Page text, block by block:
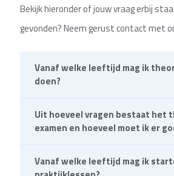
Bekijk hieronder of jouw vraag erbij
gevonden? Neem gerust contact met
Vanaf welke leeftijd mag ik
doen?
Voordat je praktijkexamen mag
Op je theorie-examen laat je zien
Uit hoeveel vragen bestaat het
examen en hoeveel moet ik er
Het examen bestaat uit 50
Vanaf welke leeftijd mag ik